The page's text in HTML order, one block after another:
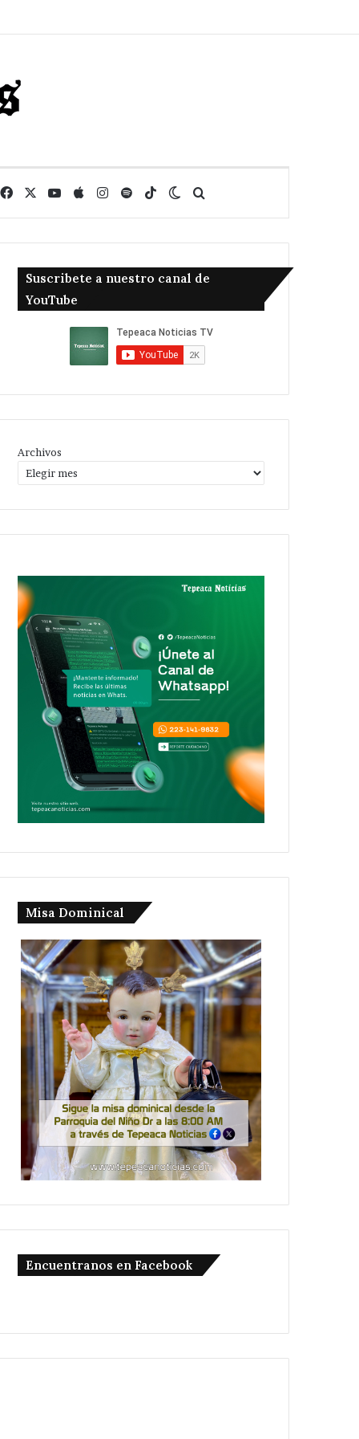
FacebookYouTube
AppleInstagram
SpotifyTikTokSwitch skin
Suscribete a nuestro canal de
YouTube
Archivos
Misa Dominical
Encuentranos en Facebook